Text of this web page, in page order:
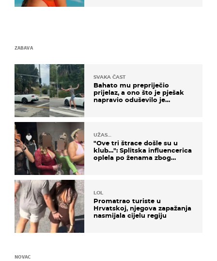
ZABAVA
SVAKA ČAST
Bahato mu prepriječio
prijelaz, a ono što je pješak
napravio oduševilo je
UŽAS…
"Ove tri štrace došle su u
klub…": Splitska influencerica
oplela po ženama zbog
LOL
Promatrao turiste u
Hrvatskoj, njegova zapažanja
nasmijala cijelu regiju
NOVAC